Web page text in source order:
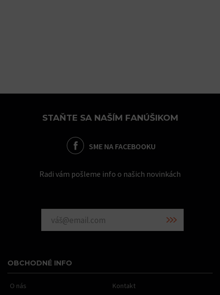
STAŇTE SA NAŠÍM FANÚŠIKOM
SME NA FACEBOOKU
Radi vám pošleme info o našich novinkách
OBCHODNÉ INFO
O nás
Kontakt